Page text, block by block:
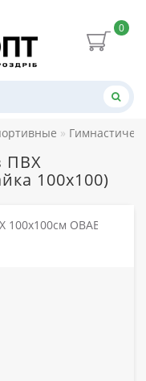
0
ПВХ
100х100)